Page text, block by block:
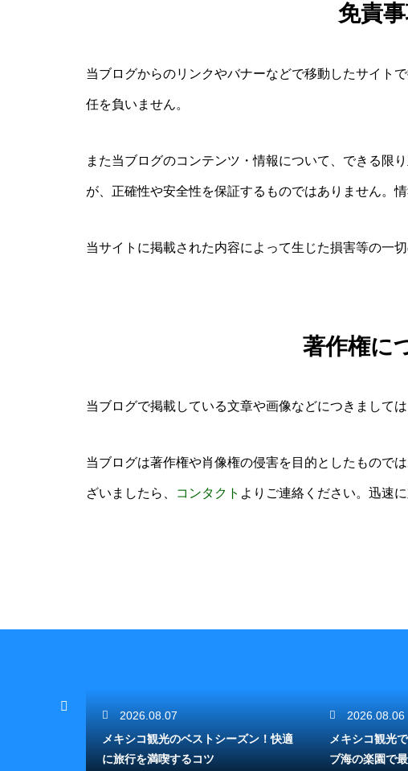
免責
当ブログからのリンクやバナーなどで移動したサイト
任を負いません。
また当ブログのコンテンツ・情報について、できる限
が、正確性や安全性を保証するものではありません。
当サイトに掲載された内容によって生じた損害等の一
著作権に
当ブログで掲載している文章や画像などにつきまして
当ブログは著作権や肖像権の侵害を目的としたもので
ざいましたら、 コンタクト よりご連絡ください。迅速に
2026.08.07
メキシコ観光のベストシーズン！快適
に旅行を満喫するコツ
2026.08.06
メキシコ観光
ブ海の楽園で